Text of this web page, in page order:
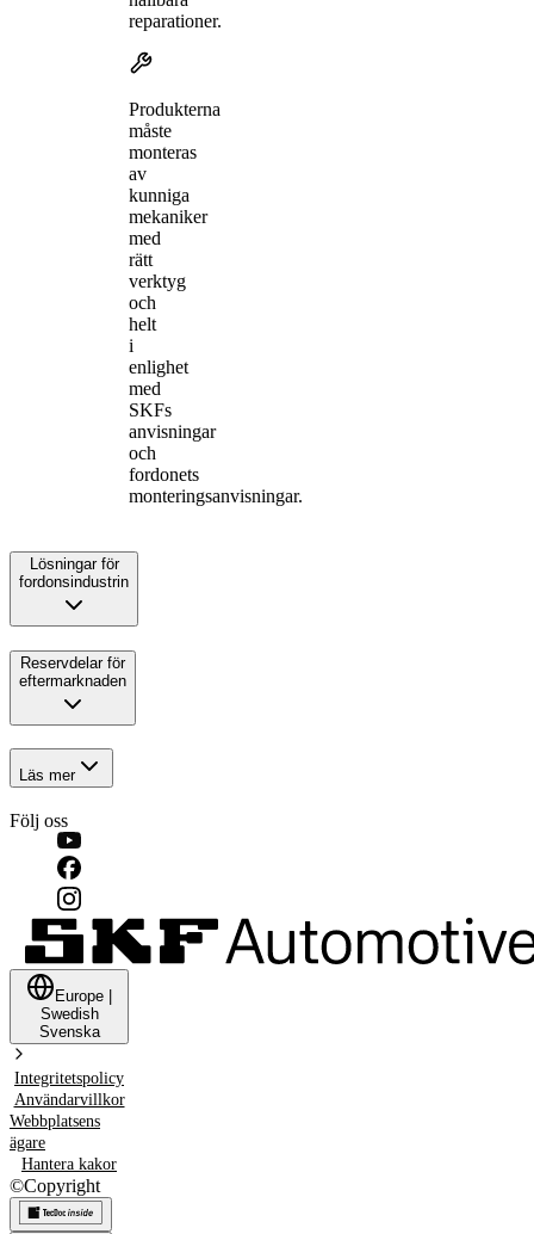
reparationer.
Produkterna
måste
monteras
av
kunniga
mekaniker
med
rätt
verktyg
och
helt
i
enlighet
med
SKFs
anvisningar
och
fordonets
monteringsanvisningar.
Lösningar för
fordonsindustrin
Reservdelar för
eftermarknaden
Läs mer
Följ oss
Europe
Swedish
Svenska
Integritetspolicy
Användarvillkor
Webbplatsens
ägare
Hantera kakor
©Copyright